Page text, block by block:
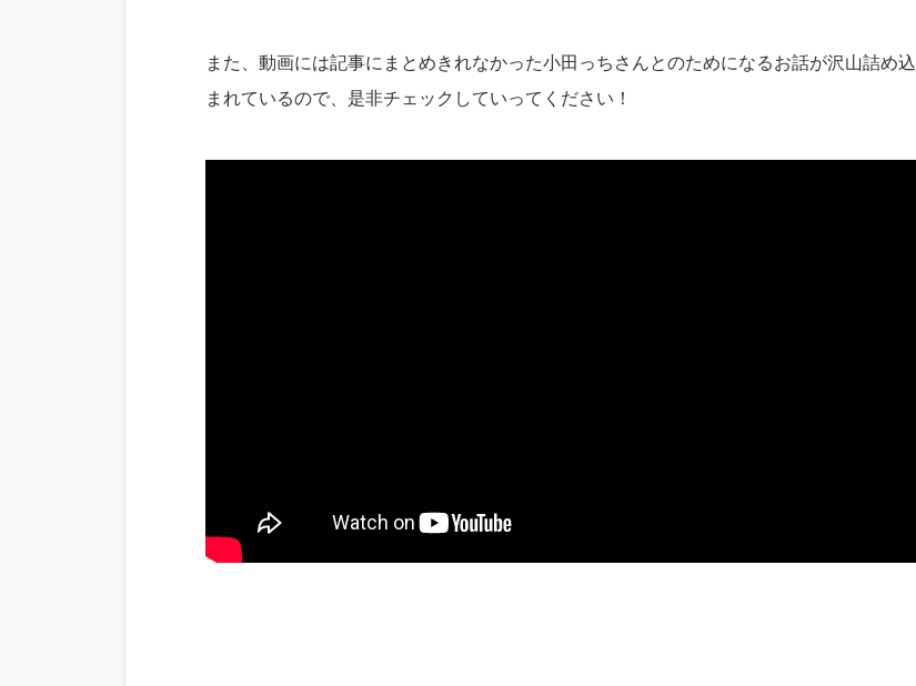
また、動画には記事にまとめきれなかった小田っちさんとのためになるお話が沢山詰め込
まれているので、是非チェックしていってください！